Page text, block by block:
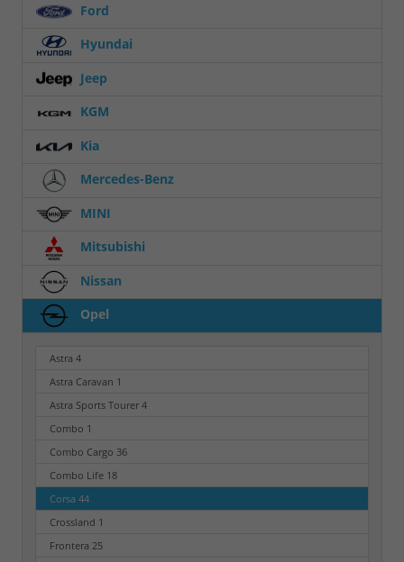
Ford
Hyundai
Jeep
KGM
Kia
Mercedes-Benz
MINI
Mitsubishi
Nissan
Opel
Astra 4
Astra Caravan 1
Astra Sports Tourer 4
Combo 1
Combo Cargo 36
Combo Life 18
Corsa 44
Crossland 1
Frontera 25